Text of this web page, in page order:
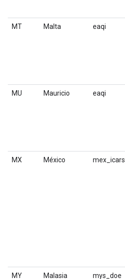
MT Malta eaqi
MU Mauricio eaqi
MX México mex_icars
MY Malasia mys_doe